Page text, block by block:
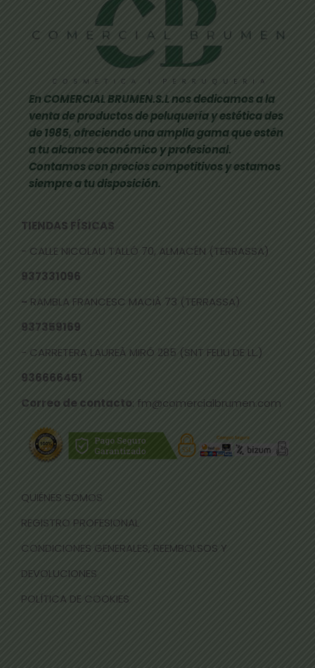
En COMERCIAL BRUMEN.S.L nos dedicamos a la
venta de productos de peluquería y estética des
de 1985, ofreciendo una amplia gama que estén
a tu alcance económico y profesional.
Contamos con precios competitivos y estamos
siempre a tu disposición.
TIENDAS FÍSICAS
- CALLE NICOLAU TALLÓ 70, ALMACÉN (TERRASSA)
937331096
- RAMBLA FRANCESC MACIÀ 73 (TERRASSA)
937359169
- CARRETERA LAUREÀ MIRÓ 285 (SNT FELIU DE LL.)
936666451
Correo de contacto: fm@comercialbrumen.com
QUIÉNES SOMOS
REGISTRO PROFESIONAL
CONDICIONES GENERALES, REEMBOLSOS Y
DEVOLUCIONES
POLÍTICA DE COOKIES